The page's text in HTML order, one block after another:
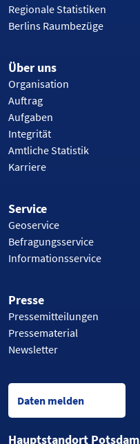
Regionale Statistiken
Berlins Raumbezüge
Über uns
Organisation
Auftrag
Aufgaben
Integrität
Amtliche Statistik
Karriere
Service
Geoservice
Befragungsservice
Informationsservice
Presse
Pressemitteilungen
Pressematerial
Newsletter
Daten melden
Hauptstandort Potsdam